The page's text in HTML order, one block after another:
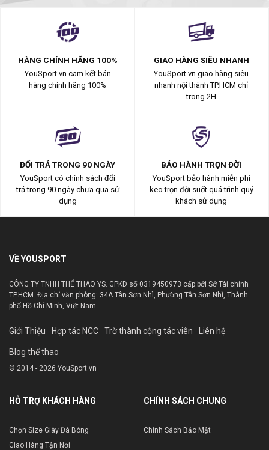
HÀNG CHÍNH HÃNG 100%
YouSport.vn cam kết bán
hàng chính hãng 100%
GIAO HÀNG SIÊU NHANH
YouSport.vn giao hàng siêu
nhanh nội thành TP.HCM chỉ
trong 2H
ĐỔI TRẢ TRONG 90 NGÀY
YouSport có chính sách đổi
trả trong 90 ngày chưa qua sử
dụng
BẢO HÀNH TRỌN ĐỜI
YouSport bảo hành miễn phí
keo trọn đời suốt quá trình quý
khách sử dụng
VỀ YOUSPORT
CÔNG TY TNHH THỂ THAO YS. GPKD số 0319450973 cấp bởi Sở Tài chính
TP.HCM. Địa chỉ văn phòng: 34A Tân Sơn Nhì, Phường Tân Sơn Nhì, Thành
phố Hồ Chí Minh, Việt Nam.
Giới Thiệu Hợp tác NCC Trờ thành cộng tác viên Liên hệ
Blog thể thao
© 2014 - 2026 YouSport.vn
HỖ TRỢ KHÁCH HÀNG
Chọn Size Giày Đá Bóng
Giao Hàng Tận Nơi
CHÍNH SÁCH CHUNG
Chính Sách Bảo Mật